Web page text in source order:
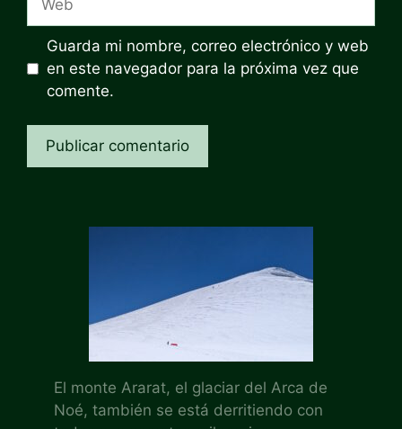
Guarda mi nombre, correo electrónico y web
en este navegador para la próxima vez que
comente.
El monte Ararat, el glaciar del Arca de
Noé, también se está derritiendo con